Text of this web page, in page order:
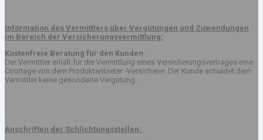
Information des Vermittlers über Vergütungen und Zuwendungen
im Bereich der Versicherungsvermittlung:
Kostenfreie Beratung für den Kunden
Der Vermittler erhält für die Vermittlung eines Versicherungsvertrages eine
Courtage von dem Produktanbieter -Versicherer. Der Kunde schuldet dem
Vermittler keine gesonderte Vergütung.
Anschriften der Schlichtungsstellen: